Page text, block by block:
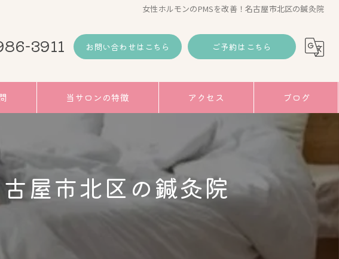
女性ホルモンのPMSを改善！名古屋市北区の鍼灸院
3911 お問い合わせはこちら ご予約はこちら
当サロンの特徴
むくみ
小顔
アクセス ブログ
コラム
屋市北区の鍼灸院